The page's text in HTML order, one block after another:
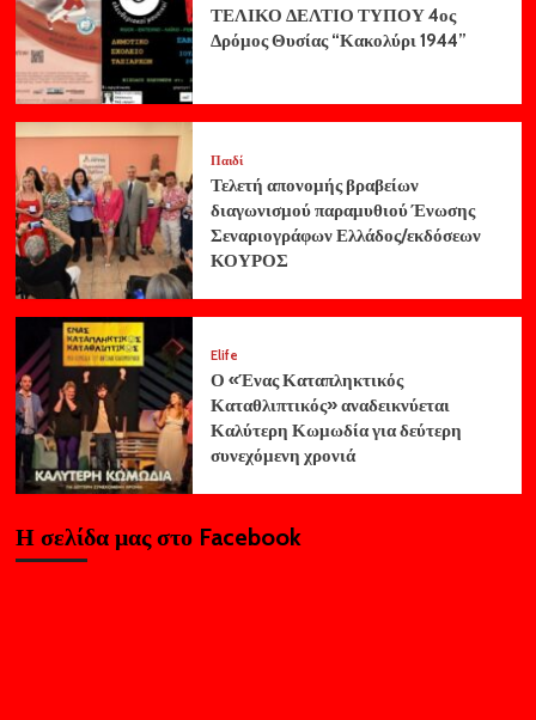
ΤΕΛΙΚΟ ΔΕΛΤΙΟ ΤΥΠΟΥ 4ος
Δρόμος Θυσίας “Κακολύρι 1944”
Παιδί
Τελετή απονομής βραβείων
διαγωνισμού παραμυθιού Ένωσης
Σεναριογράφων Ελλάδος/εκδόσεων
ΚΟΥΡΟΣ
Elife
Ο «Ένας Καταπληκτικός
Καταθλιπτικός» αναδεικνύεται
Καλύτερη Κωμωδία για δεύτερη
συνεχόμενη χρονιά
Η σελίδα μας στο Facebook